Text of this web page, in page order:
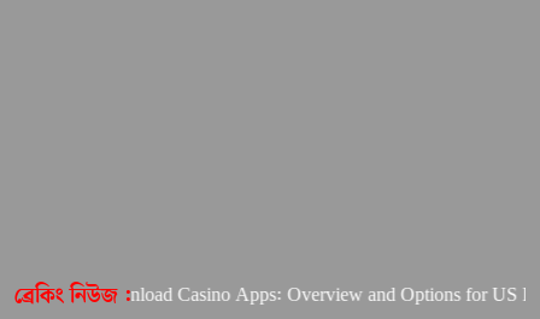
ব্রেকিং নিউজ :
to Download Casino Apps: Overview and Options for US